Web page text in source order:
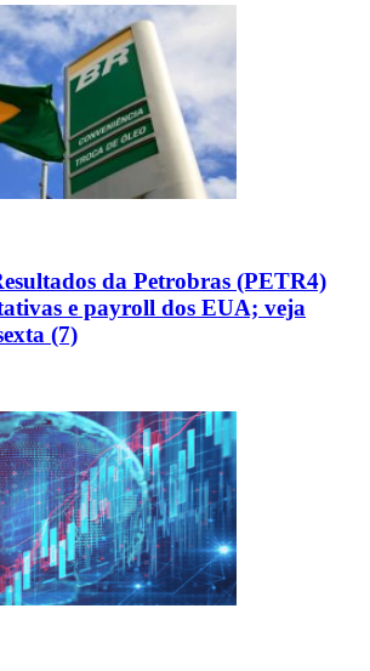
da Petrobras (PETR4)
e payroll dos EUA; veja
(7)